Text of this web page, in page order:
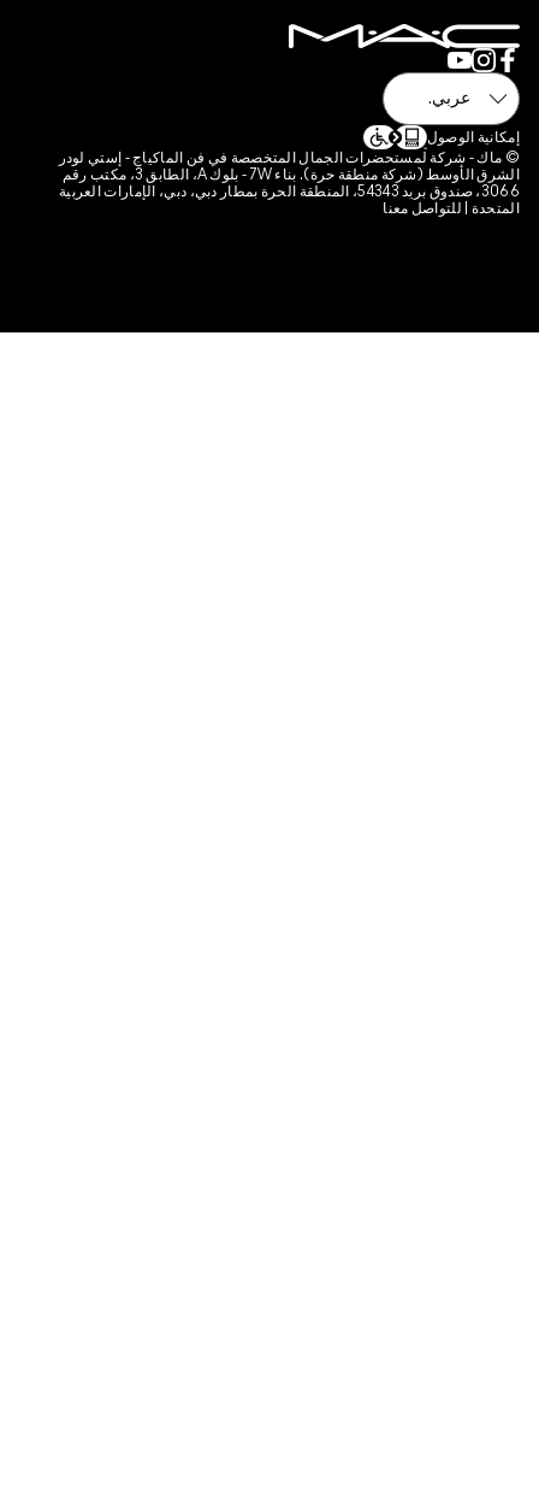
فن الماكياج - إستي لودر
الشرق الأوسط (شركة منطقة حرة). بناء 7W - بلوك A، الطابق 3، مكتب رقم
الحرة بمطار دبي، دبي، الإمارات العربية